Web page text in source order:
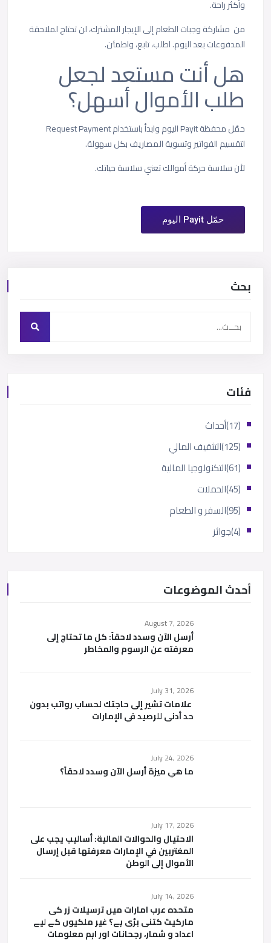
وأكثر راحة.
من مشاركة وجبات الطعام إلى الإيجار المشترك، لن تحتاج لملاحقة
المدفوعات بعد اليوم. اطلب، تابع، واطمئن.
هل أنت مستعد لجعل
طلب الأموال أسهل؟
حمّل محفظة Payit اليوم وابدأ باستخدام Request Payment
لتقسيم الفواتير وتسوية المصاريف بكل سهولة.
لأن سلاسة حركة أموالك تعني سلاسة حياتك.
حمّل Payit اليوم
بحث
فئات
أحداث
(17)
التثقيف المالي
(125)
التكنولوجيا المالية
(61)
الحملات
(45)
السفر و الطعام
(95)
جوائز (4)
أحدث الموضوعات
August 7, 2026
أرسل الآن وسدد لاحقاً: كل ما تحتاج إلى
معرفته عن الرسوم والمخاطر
July 31, 2026
علامات تشير إلى حاجتك لحساب رواتب بدون
حد أدنى للرصيد في الإمارات
July 24, 2026
ما هي ميزة أرسل الآن وسدد لاحقاً؟
July 17, 2026
الاحتيال والحوالات المالية: أساليب يجب على
المغتربين في الإمارات معرفتها قبل إرسال
الأموال إلى الوطن
July 14, 2026
متحدہ عرب امارات میں ترسیلات زر کی
مارکیٹ کتنی بڑی ہے؟ غیر ملکیوں کے لیے
اعداد و شمار، رجحانات اور اہم معلومات